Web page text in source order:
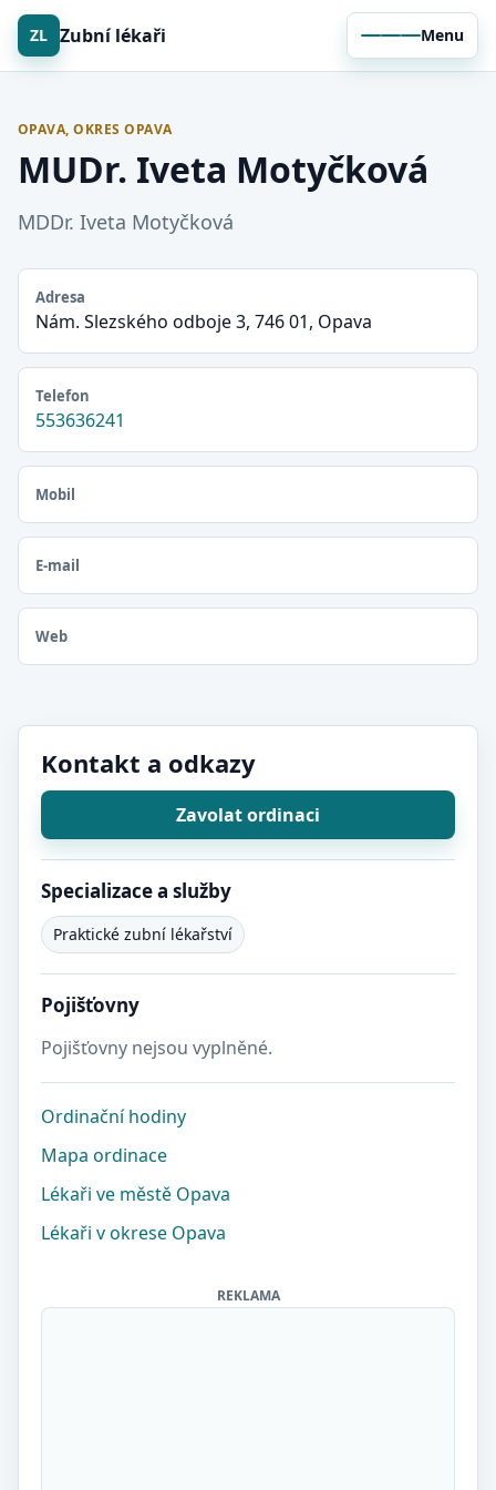
ZL Zubní lékaři Menu
OPAVA, OKRES OPAVA
MUDr. Iveta Motyčková
MDDr. Iveta Motyčková
Adresa
Nám. Slezského odboje 3, 746 01, Opava
Telefon
553636241
Mobil
E-mail
Web
Kontakt a odkazy
Zavolat ordinaci
Specializace a služby
Praktické zubní lékařství
Pojišťovny
Pojišťovny nejsou vyplněné.
Ordinační hodiny
Mapa ordinace
Lékaři ve městě Opava
Lékaři v okrese Opava
REKLAMA